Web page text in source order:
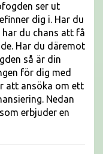
ser ut
dig i. Har du
du chans att få
Har du däremot
så är din
för dig med
att ansöka om ett
Nedan
erbjuder en